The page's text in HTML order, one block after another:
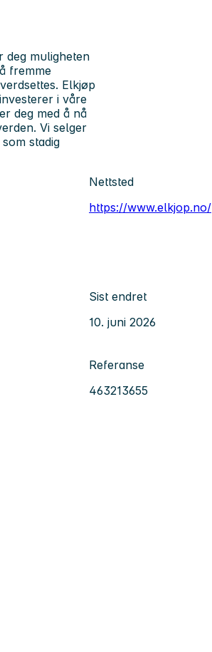
deg muligheten
fremme
Elkjøp
i våre
deg med å nå
Vi selger
stadig
Nettsted
https://www.elkjop.no/
Sist endret
10. juni 2026
Referanse
463213655